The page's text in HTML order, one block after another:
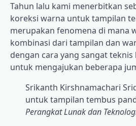
Tahun lalu kami menerbitkan
koreksi warna untuk tampilan
merupakan fenomena di mana
kombinasi dari tampilan dan
dengan cara yang sangat
untuk mengajukan beberapa
Srikanth Kirshnamachari
untuk tampilan tembus
Perangkat Lunak dan